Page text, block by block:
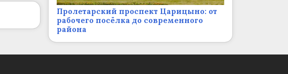
Пролетарский проспект Царицыно: от
рабочего посёлка до современного
района